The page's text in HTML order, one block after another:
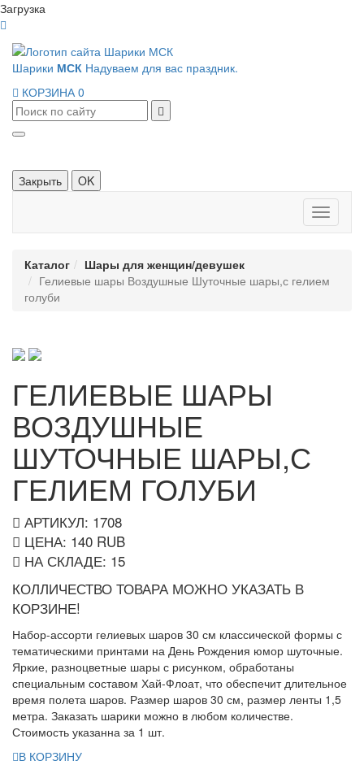
Загрузка
Шарики МСК Надуваем для вас праздник.
КОРЗИНА 0
Закрыть OK
Панель
Каталог
Шары для женщин/девушек
Гелиевые шары Воздушные Шуточные шары,с гелием
голуби
ГЕЛИЕВЫЕ ШАРЫ
ВОЗДУШНЫЕ
ШУТОЧНЫЕ ШАРЫ,С
ГЕЛИЕМ ГОЛУБИ
АРТИКУЛ: 1708
ЦЕНА: 140 RUB
НА СКЛАДЕ: 15
КОЛЛИЧЕСТВО ТОВАРА МОЖНО УКАЗАТЬ В
КОРЗИНЕ!
Набор-ассорти гелиевых шаров 30 см классической формы с
тематическими принтами на День Рождения юмор шуточные.
Яркие, разноцветные шары с рисунком, обработаны
специальным составом Хай-Флоат, что обеспечит длительное
время полета шаров. Размер шаров 30 см, размер ленты 1,5
метра. Заказать шарики можно в любом количестве.
Стоимость указанна за 1 шт.
В КОРЗИНУ